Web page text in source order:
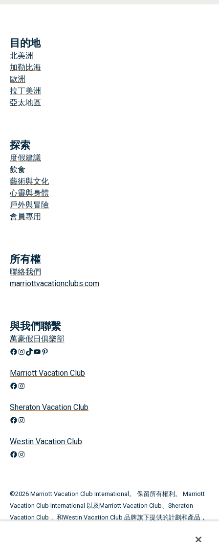
目的地
北美洲
加勒比海
歐洲
拉丁美洲
亞太地區
探索
度假建議
飲食
藝術與文化
心靈與身體
戶外與冒險
會員專用
所有權
聯絡我們
marriottvacationclubs.com
與我們聯繫
萬豪假日俱樂部
Facebook
Instagram
TikTok
YouTube
興趣
Marriott Vacation Club
Facebook
Instagram
Sheraton Vacation Club
Facebook
Instagram
Westin Vacation Club
Facebook
Instagram
©2026 Marriott Vacation Club International。 保留所有權利。 Marriott
Vacation Club International 以及Marriott Vacation Club、Sheraton
Vacation Club， 和Westin Vacation Club 品牌旗下提供的計劃和產品，